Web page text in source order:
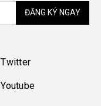
ĐĂNG KÝ NGAY
Twitter
Youtube